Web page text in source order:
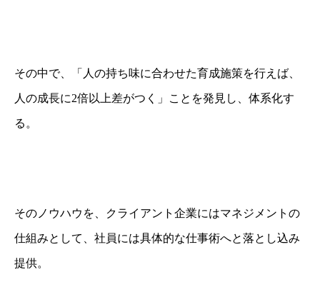
その中で、「人の持ち味に合わせた育成施策を行えば、
人の成長に2倍以上差がつく」 ことを発見し、体系化す
る。
そのノウハウを、クライアント企業にはマネジメントの
仕組みとして、 社員には具体的な仕事術へと落とし込み
提供。